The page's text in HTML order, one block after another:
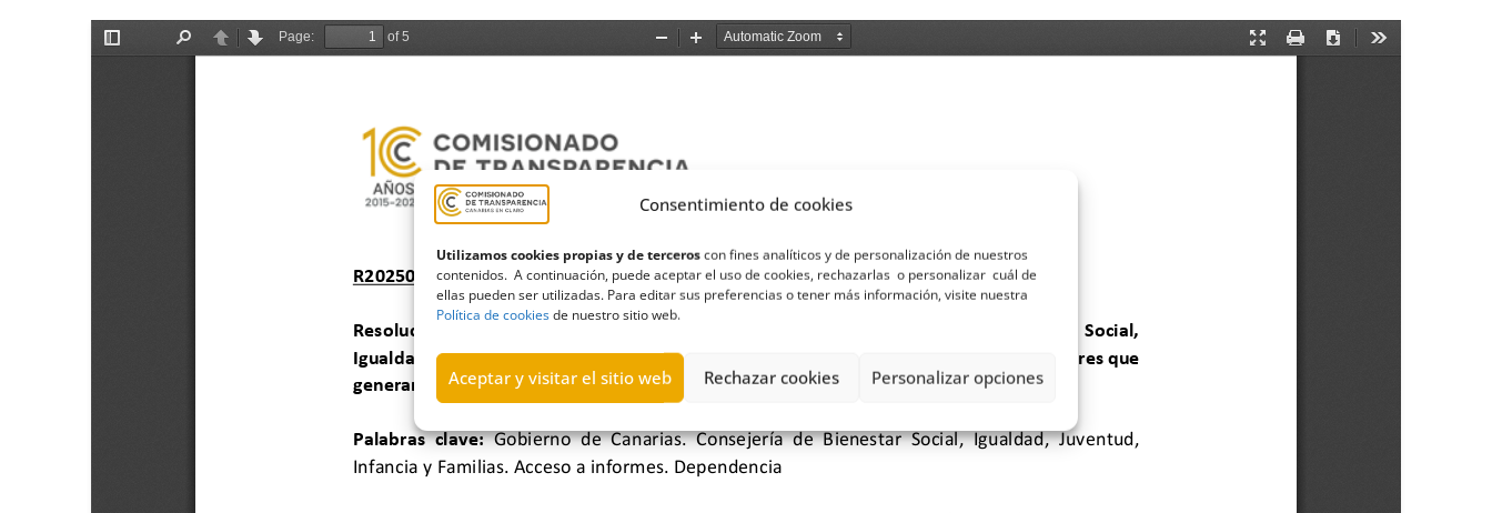
Consentimiento de cookies
Utilizamos cookies propias y de terceroscon fines analíticos y de personalización de nuestros
contenidos. A continuación, puede aceptar el uso de cookies, rechazarlas o personalizar cuál de
ellas pueden ser utilizadas. Para editar sus preferencias o tener más información, visite nuestra
Política de cookiesde nuestro sitio web.
Aceptar y visitar el sitio web Rechazar cookies Personalizar opciones